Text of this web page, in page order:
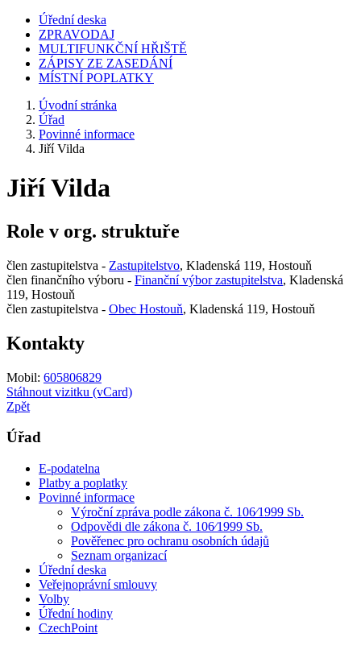
Úřední deska
ZPRAVODAJ
MULTIFUNKČNÍ HŘIŠTĚ
ZÁPISY ZE ZASEDÁNÍ
MÍSTNÍ POPLATKY
Úvodní stránka
Úřad
Povinné informace
Jiří Vilda
Jiří Vilda
Role v org. struktuře
člen zastupitelstva - Zastupitelstvo, Kladenská 119, Hostouň
člen finančního výboru - Finanční výbor zastupitelstva, Kladenská
119, Hostouň
člen zastupitelstva - Obec Hostouň, Kladenská 119, Hostouň
Kontakty
Mobil: 605806829
Stáhnout vizitku (vCard)
Zpět
Úřad
E-podatelna
Platby a poplatky
Povinné informace
Výroční zpráva podle zákona č. 106⁄1999 Sb.
Odpovědi dle zákona č. 106⁄1999 Sb.
Pověřenec pro ochranu osobních údajů
Seznam organizací
Úřední deska
Veřejnoprávní smlouvy
Volby
Úřední hodiny
CzechPoint